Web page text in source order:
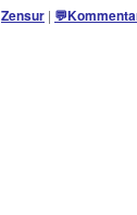
Zensur | 💬